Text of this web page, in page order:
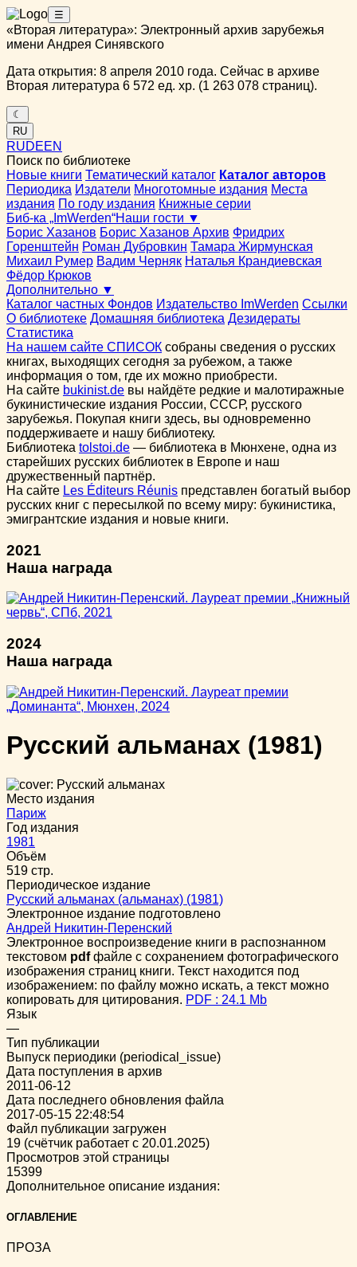
☰
«Вторая литература»: Электронный архив зарубежья
имени Андрея Синявского
Дата открытия: 8 апреля 2010 года. Сейчас в архиве
Вторая литература 6 572 ед. хр. (1 263 078 страниц).
☾
RU
RUDEEN
Поиск по библиотеке
Новые книги Тематический каталог Каталог авторов
Периодика Издатели Многотомные издания Места
издания По году издания Книжные серии
Биб-ка „ImWerden“Наши гости ▼
Борис Хазанов Борис Хазанов Архив Фридрих
Горенштейн Роман Дубровкин Тамара Жирмунская
Михаил Румер Вадим Черняк Наталья Крандиевская
Фёдор Крюков
Дополнительно ▼
Каталог частных Фондов Издательство ImWerden Ссылки
О библиотеке Домашняя библиотека Дезидераты
Статистика
На нашем сайте СПИСОК собраны сведения о русских
книгах, выходящих сегодня за рубежом, а также
информация о том, где их можно приобрести.
На сайте bukinist.de вы найдёте редкие и малотиражные
букинистические издания России, СССР, русского
зарубежья. Покупая книги здесь, вы одновременно
поддерживаете и нашу библиотеку.
Библиотека tolstoi.de — библиотека в Мюнхене, одна из
старейших русских библиотек в Европе и наш
дружественный партнёр.
На сайте Les Éditeurs Réunis представлен богатый выбор
русских книг с пересылкой по всему миру: букинистика,
эмигрантские издания и новые книги.
2021
Наша награда
2024
Наша награда
Русский альманах (1981)
Место издания
Париж
Год издания
1981
Объём
519 стр.
Периодическое издание
Русский альманах (альманах) (1981)
Электронное издание подготовлено
Андрей Никитин-Перенский
Электронное воспроизведение книги в распознанном
текстовом pdfфайле с сохранением фотографического
изображения страниц книги. Текст находится под
изображением: по файлу можно искать, а текст можно
копировать для цитирования. PDF : 24.1 Mb
Язык
—
Тип публикации
Выпуск периодики (periodical_issue)
Дата поступления в архив
2011-06-12
Дата последнего обновления файла
2017-05-15 22:48:54
Файл публикации загружен
19 (счётчик работает с 20.01.2025)
Просмотров этой страницы
15399
Дополнительное описание издания:
ОГЛАВЛЕНИЕ
ПРОЗА